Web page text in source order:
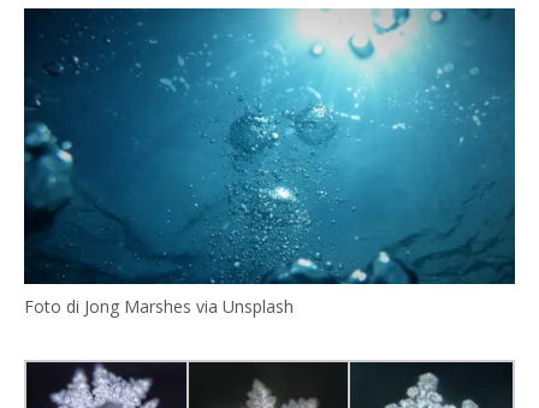
Foto di Jong Marshes via Unsplash